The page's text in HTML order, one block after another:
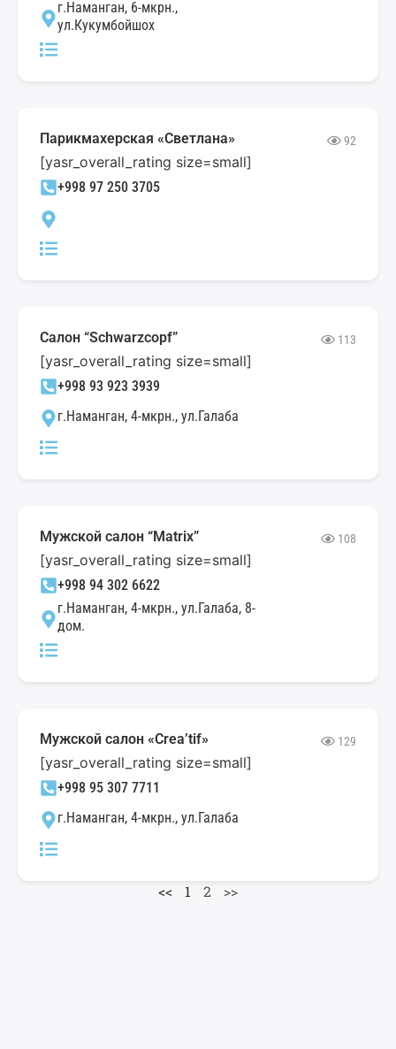
г.Наманган, 6-мкрн.,
ул.Кукумбойшох
Парикмахерская «Светлана» 92
[yasr_overall_rating size=small]
+998 97 250 3705
Салон “Schwarzcopf” 113
[yasr_overall_rating size=small]
+998 93 923 3939
г.Наманган, 4-мкрн., ул.Галаба
Мужской салон “Matrix” 108
[yasr_overall_rating size=small]
+998 94 302 6622
г.Наманган, 4-мкрн., ул.Галаба, 8-
дом.
Мужской салон «Crea’tif» 129
[yasr_overall_rating size=small]
+998 95 307 7711
г.Наманган, 4-мкрн., ул.Галаба
<< 1 2 >>